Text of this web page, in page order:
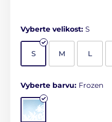
Vyberte velikost: S
S M L
Vyberte barvu: Frozen